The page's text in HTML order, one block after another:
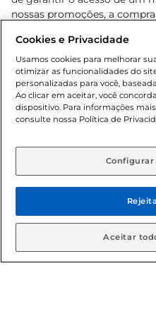
nossas promoções, a
cliente. Os preços, ofertas e
o e-commerce e válidos
sofrer alterações sem prévia
de bebidas alcoólicas para
Lei n.º 8069/90, art. 81,
Adolescente). Preços e
aviso prévio. O valor
© 2026
Cookies e Privacidade
Usamos cookies para melhorar
otimizar as funcionalidades do
personalizadas para você,
Ao clicar em aceitar, você
dispositivo. Para informações
consulte nossa Política de
Aceitar